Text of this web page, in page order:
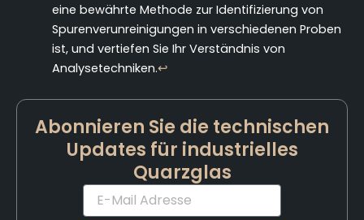
eine bewährte Methode zur Identifizierung von
Spurenverunreinigungen in verschiedenen Proben
ist, und vertiefen Sie Ihr Verständnis von
Analysetechniken.↩
Abonnieren Sie die technischen
Updates für industrielles
Quarzglas
E-
Mail